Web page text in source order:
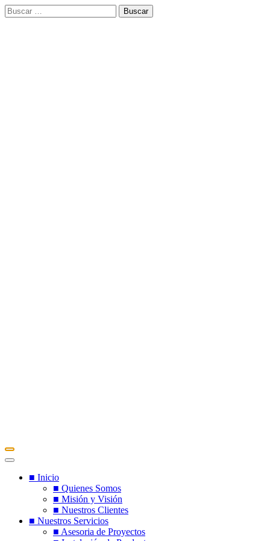
■ Inicio
■ Quienes Somos
■ Misión y Visión
■ Nuestros Clientes
■ Nuestros Servicios
■ Asesoria de Proyectos